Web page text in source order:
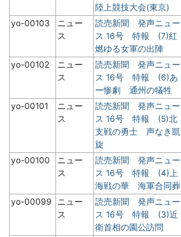
陸上競技大会(東京)
yo-00103
ニュー
ス
読売新聞 発声ニュー
ス 16号 特報 (7)紅
燃ゆる女軍の出陣
yo-00102
ニュー
ス
読売新聞 発声ニュー
ス 16号 特報 (6)あ
ー惨劇 通州の犠牲
yo-00101
ニュー
ス
読売新聞 発声ニュー
ス 16号 特報 (5)北
支戦の勇士 声なき凱
旋
yo-00100
ニュー
ス
読売新聞 発声ニュー
ス 16号 特報 (4)上
海戦の華 海軍合同葬
yo-00099
ニュー
ス
読売新聞 発声ニュー
ス 16号 特報 (3)近
衛首相の園公訪問